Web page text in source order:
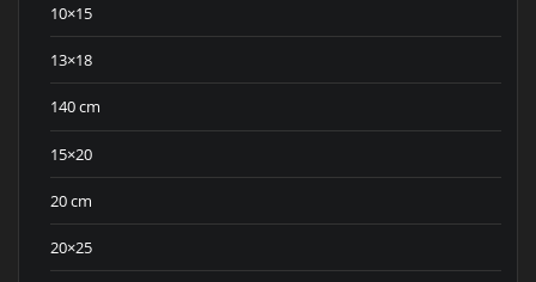
10×15
13×18
140 cm
15×20
20 cm
20×25